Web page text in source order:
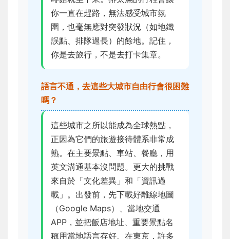
你一直在趕路，無法感受城市氛
圍，也毫無應對突發狀況（如地鐵
誤點、排隊過長）的餘地。記住，
你是去旅行，不是去打卡集章。
語言不通，去這些大城市自由行會很困難
嗎？
這些城市之所以能成為全球熱點，
正因為它們的旅遊接待體系非常成
熟。在主要景點、車站、餐廳，用
英文溝通基本沒問題。更大的挑戰
來自於「文化差異」和「資訊過
載」。出發前，先下載好離線地圖
（Google Maps）、當地交通
APP，並把飯店地址、重要景點名
稱用當地語言存好。在東京，許多